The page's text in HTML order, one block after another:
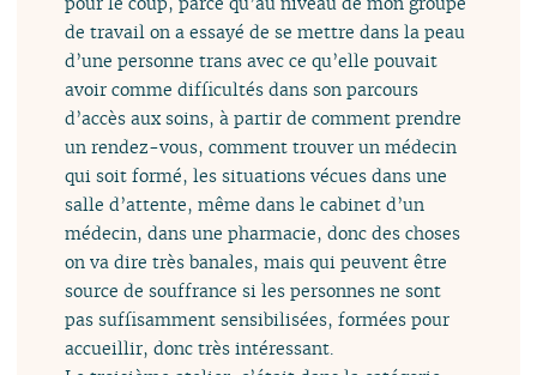
de travail on a essayé de se mettre dans la peau
d’une personne trans avec ce qu’elle pouvait
avoir comme difficultés dans son parcours
d’accès aux soins, à partir de comment prendre
un rendez-vous, comment trouver un médecin
qui soit formé, les situations vécues dans une
salle d’attente, même dans le cabinet d’un
médecin, dans une pharmacie, donc des choses
on va dire très banales, mais qui peuvent être
source de souffrance si les personnes ne sont
pas suffisamment sensibilisées, formées pour
accueillir, donc très intéressant.